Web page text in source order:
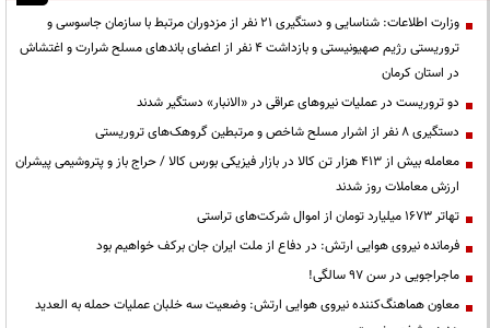
وزارت اطلاعات: شناسایی و دستگیری ۲۱ نفر از مزدوران مرتبط با سازمان جاسوسی و
تروریستی رژیم صهیونیستی و بازداشت ۴ نفر از اعضای باندهای مسلح شرارت و اغتشاش
در استان کرمان
دو تروریست در عملیات نیروهای عراقی در «الانبار» دستگیر شدند
دستگیری ۸ نفر از اشرار مسلح شاخص و مرتبطین گروهک‌های تروریستی
معامله بیش از ۴۱۳ هزار تن کالا در بازار فیزیکی بورس کالا / حراج باز و پتروشیمی پیشران
ارزش معاملات روز شدند
تهاتر ۱۶۷۳ میلیارد تومان از اموال شرکت‌های تراستی
فرمانده نیروی هوایی ارتش: در دفاع از ملت ایران جان برکف خواهیم بود
ماجراجویی در سن ۹۷ سالگی!
معاون هماهنگ‌کننده نیروی هوایی ارتش: وضعیت سه خلبان عملیات حمله به العدید